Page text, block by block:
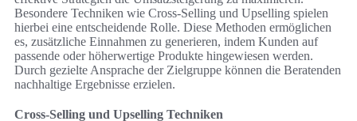
Besondere Techniken wie Cross-Selling und Upselling spielen
hierbei eine entscheidende Rolle. Diese Methoden ermöglichen
es, zusätzliche Einnahmen zu generieren, indem Kunden auf
passende oder höherwertige Produkte hingewiesen werden.
Durch gezielte Ansprache der Zielgruppe können die Beratenden
nachhaltige Ergebnisse erzielen.
Cross-Selling und Upselling Techniken